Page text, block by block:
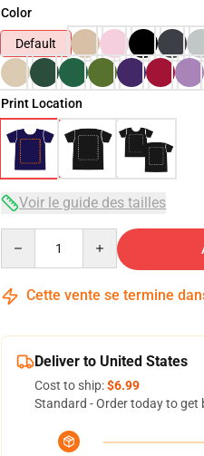
Color
Default
Print Location
Voir le guide des tailles
Cette vente se termine
Deliver to United States
Cost to ship:$6.99
Standard - Order today to get